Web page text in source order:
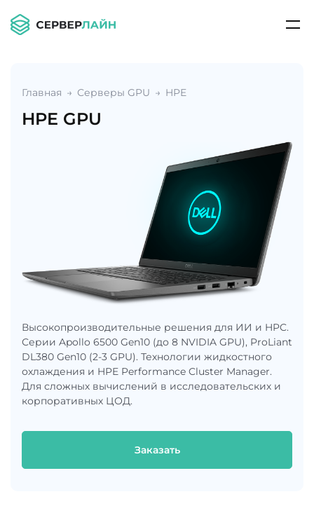
Главная Серверы GPU HPE
HPE GPU
Высокопроизводительные решения для ИИ и HPC.
Серии Apollo 6500 Gen10 (до 8 NVIDIA GPU), ProLiant
DL380 Gen10 (2-3 GPU). Технологии жидкостного
охлаждения и HPE Performance Cluster Manager.
Для сложных вычислений в исследовательских и
корпоративных ЦОД.
Заказать